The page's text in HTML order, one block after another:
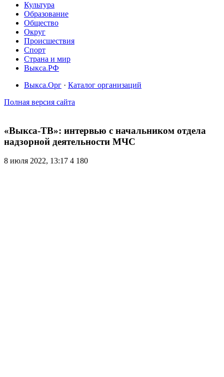
Культура
Образование
Общество
Округ
Происшествия
Спорт
Страна и мир
Выкса.РФ
Выкса.Орг · Каталог организаций
Полная версия сайта
«Выкса-ТВ»: интервью с начальником отдела
надзорной деятельности МЧС
8 июля 2022, 13:17 4 180